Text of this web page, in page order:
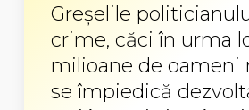
Greşelile
crime, căci în urma
milioane de oameni
se împiedică